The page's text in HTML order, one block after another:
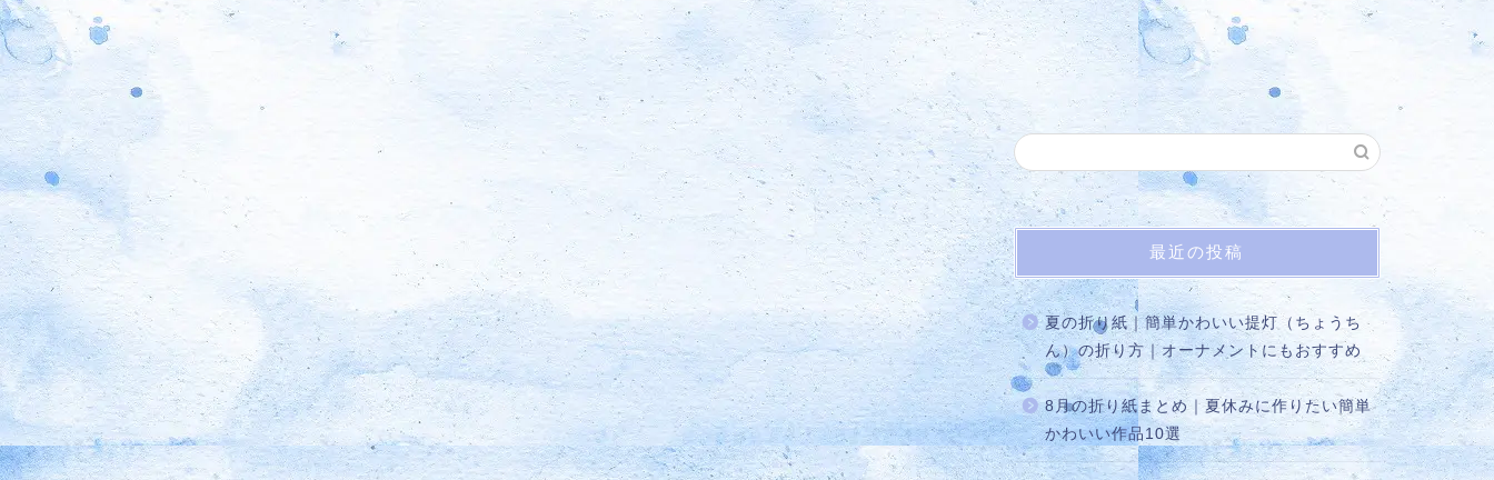
最近の投稿
夏の折り紙｜簡単かわいい提灯（ちょうち
ん）の折り方｜オーナメントにもおすすめ
8月の折り紙まとめ｜夏休みに作りたい簡単
かわいい作品10選